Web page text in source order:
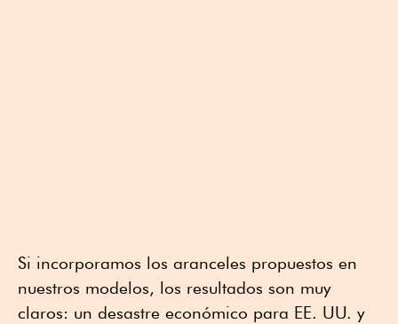
Si incorporamos los aranceles propuestos en
nuestros modelos, los resultados son muy
claros: un desastre económico para EE. UU. y